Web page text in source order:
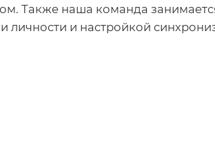
Также наша команда
и настройкой